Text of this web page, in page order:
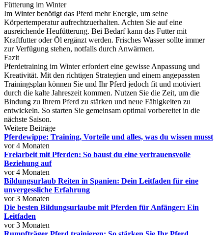
Fütterung im Winter
Im Winter benötigt das Pferd mehr Energie, um seine
Körpertemperatur aufrechtzuerhalten. Achten Sie auf eine
ausreichende Heufütterung. Bei Bedarf kann das Futter mit
Kraftfutter oder Öl ergänzt werden. Frisches Wasser sollte immer
zur Verfügung stehen, notfalls durch Anwärmen.
Fazit
Pferdetraining im Winter erfordert eine gewisse Anpassung und
Kreativität. Mit den richtigen Strategien und einem angepassten
Trainingsplan können Sie und Ihr Pferd jedoch fit und motiviert
durch die kalte Jahreszeit kommen. Nutzen Sie die Zeit, um die
Bindung zu Ihrem Pferd zu stärken und neue Fähigkeiten zu
entwickeln. So starten Sie gemeinsam optimal vorbereitet in die
nächste Saison.
Weitere Beiträge
Pferdewippe: Training, Vorteile und alles, was du wissen musst
vor 4 Monaten
Freiarbeit mit Pferden: So baust du eine vertrauensvolle
Beziehung auf
vor 4 Monaten
Bildungsurlaub Reiten in Spanien: Dein Leitfaden für eine
unvergessliche Erfahrung
vor 3 Monaten
Die besten Bildungsurlaube mit Pferden für Anfänger: Ein
Leitfaden
vor 3 Monaten